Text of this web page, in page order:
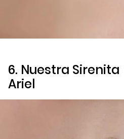
6. Nuestra Sirenita
Ariel